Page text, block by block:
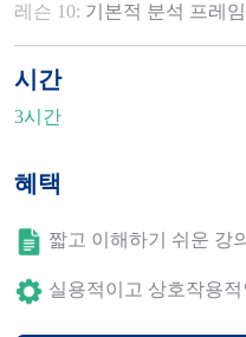
레슨 10: 기본적 분석 프레
시간
3시간
혜택
짧고 이해하기 쉬운 강의
실용적이고 상호작용적